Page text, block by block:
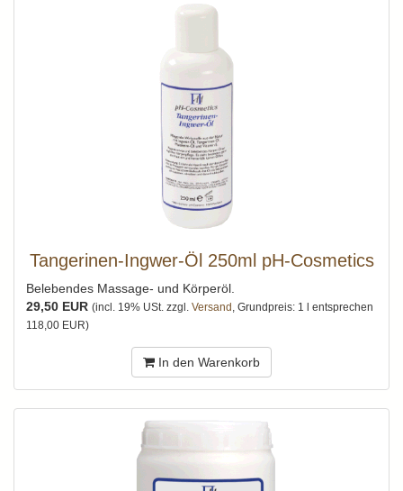
Tangerinen-Ingwer-Öl 250ml pH-Cosmetics
Belebendes Massage- und Körperöl.
29,50 EUR (incl. 19% USt. zzgl. Versand , Grundpreis: 1 l entsprechen
118,00 EUR)
In den Warenkorb